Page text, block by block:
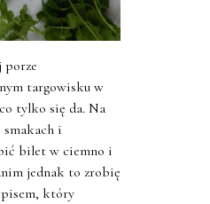
porze
targowisku w
tylko się da. Na
i
bilet w ciemno i
jednak to zrobię
który